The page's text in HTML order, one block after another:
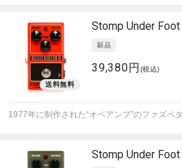
Stomp Under Foot
39,380円 (税込)
1977年に制作された“オペアンプ”のファズペ
Stomp Under Foot